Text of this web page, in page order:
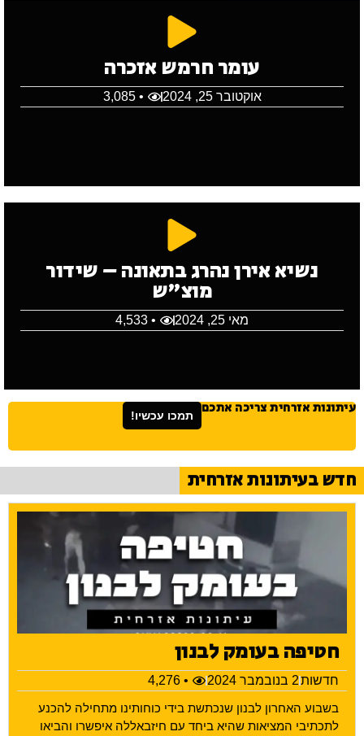
עומר חרמש אזכרה
אוקטובר 25, 2024 • 3,085
נשיא אירן נהרג בתאונה – שידור
מוצ"ש
מאי 25, 2024 • 4,533
עיתונות אזרחית צריכה אתכם תמכו עכשיו!
חדש בעיתונות אזרחית
חטיפה בעומק לבנון
חדשות2 בנובמבר 2024
• 4,276
בשבוע האחרון לבנון שנכתשת בידי כוחותינו מתחילה להכנע
לתכתיבי המציאות שהיא ביחד עם חיזבאללה איפשרו והביאו